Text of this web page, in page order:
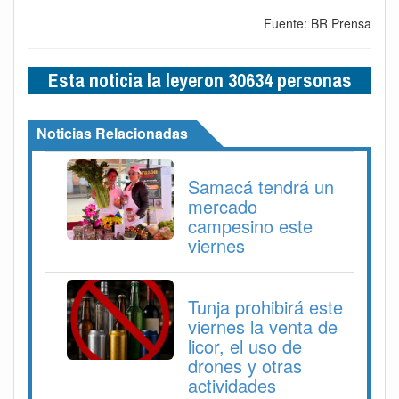
Fuente: BR Prensa
Esta noticia la leyeron 30634 personas
Noticias Relacionadas
Samacá tendrá un
mercado
campesino este
viernes
Tunja prohibirá este
viernes la venta de
licor, el uso de
drones y otras
actividades